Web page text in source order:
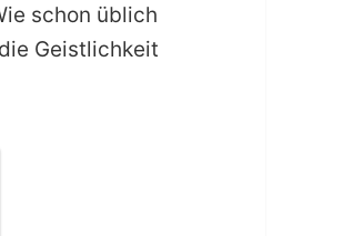
schon üblich
Geistlichkeit